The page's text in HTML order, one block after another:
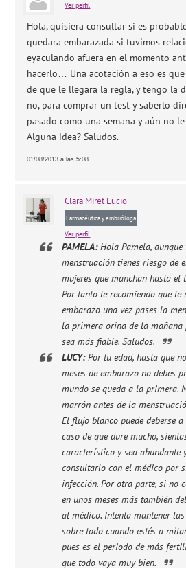
Ver perfil
Hola, quisiera consultar si es
quedara embarazada si tuvimos
eyaculando afuera en el momento
hacerlo… Una acotación a eso es
de que le llegara la regla, y tengo la
no, para comprar un test y saberlo
pasado como una semana y aún no
Alguna idea? Saludos.
01/08/2013 a las 5:08
Clara Miret Lucio
Farmacéutica y embrióloga
Ver perfil
PAMELA:Hola Pamela,
menstruación tienes riesgo de
mujeres que manchan hasta el
Por tanto te recomiendo que te
embarazo una vez pases la
la primera orina de la mañana
sea más fiable. Saludos.
LUCY:Por tu edad, hasta que
meses de embarazo no debes
mundo se queda a la primera.
marrón antes de la
El flujo blanco puede deberse
caso de que dure mucho,
característico y sea abundante
consultarlo con el médico por
infección. Por otra parte, si no
en unos meses más también
al médico. Intenta mantener
sobre todo cuando estés a
pues es el periodo de más
que todo vaya muy bien.